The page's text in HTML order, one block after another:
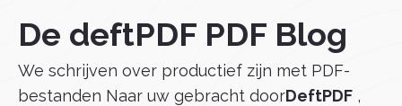
De deftPDF PDF Blog
We schrijven over productief zijn met PDF-
bestanden Naar uw gebracht doorDeftPDF ,